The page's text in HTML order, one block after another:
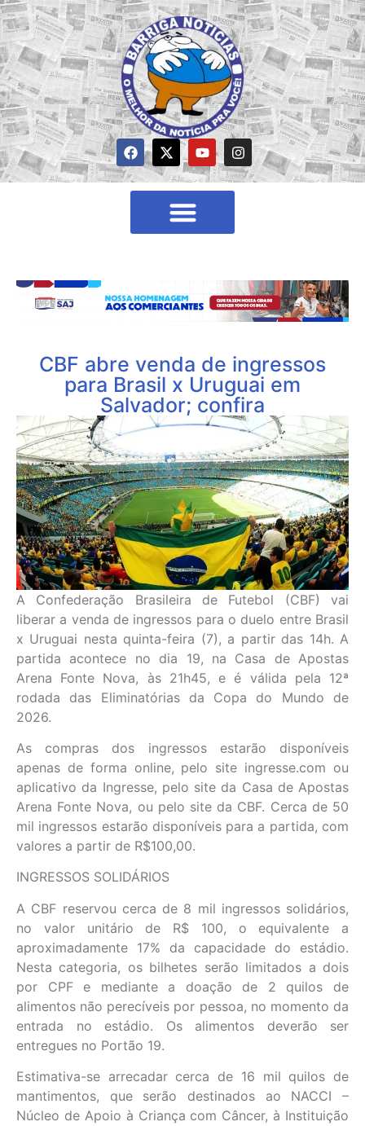
CBF abre venda de ingressos
para Brasil x Uruguai em
Salvador; confira
A Confederação Brasileira de Futebol (CBF) vai
liberar a venda de ingressos para o duelo entre Brasil
x Uruguai nesta quinta-feira (7), a partir das 14h. A
partida acontece no dia 19, na Casa de Apostas
Arena Fonte Nova, às 21h45, e é válida pela 12ª
rodada das Eliminatórias da Copa do Mundo de
2026.
As compras dos ingressos estarão disponíveis
apenas de forma online, pelo site ingresse.com ou
aplicativo da Ingresse, pelo site da Casa de Apostas
Arena Fonte Nova, ou pelo site da CBF. Cerca de 50
mil ingressos estarão disponíveis para a partida, com
valores a partir de R$100,00.
INGRESSOS SOLIDÁRIOS
A CBF reservou cerca de 8 mil ingressos solidários,
no valor unitário de R$ 100, o equivalente a
aproximadamente 17% da capacidade do estádio.
Nesta categoria, os bilhetes serão limitados a dois
por CPF e mediante a doação de 2 quilos de
alimentos não perecíveis por pessoa, no momento da
entrada no estádio. Os alimentos deverão ser
entregues no Portão 19.
Estimativa-se arrecadar cerca de 16 mil quilos de
mantimentos, que serão destinados ao NACCI –
Núcleo de Apoio à Criança com Câncer, à Instituição